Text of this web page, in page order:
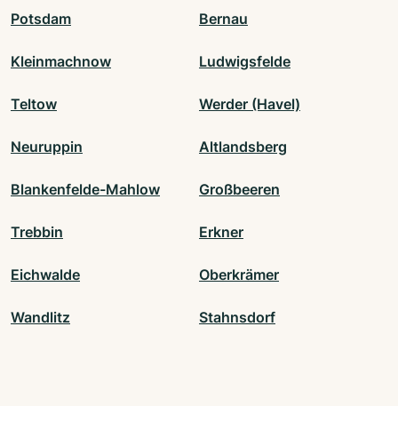
Potsdam Bernau
Kleinmachnow Ludwigsfelde
Teltow Werder (Havel)
Neuruppin Altlandsberg
Blankenfelde-Mahlow Großbeeren
Trebbin Erkner
Eichwalde Oberkrämer
Wandlitz Stahnsdorf